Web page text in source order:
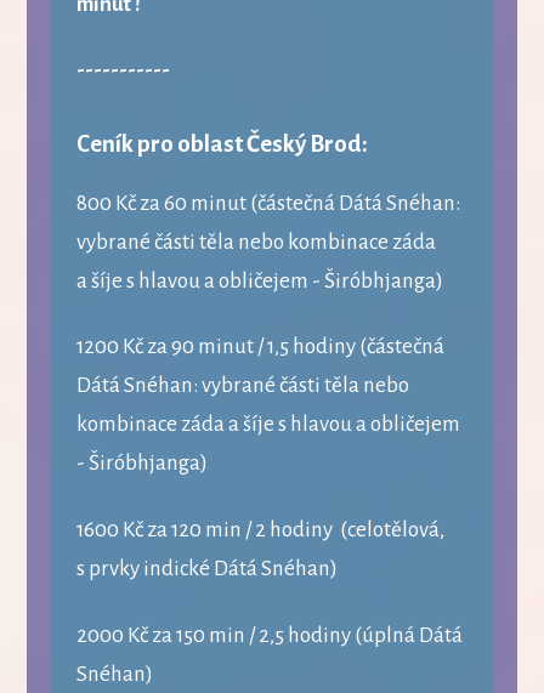
-----------
Ceník pro oblast Český Brod:
800 Kč za 60 minut (částečná Dátá Snéhan:
vybrané části těla nebo kombinace záda
a šíje s hlavou a obličejem - Širóbhjanga)
1200 Kč za 90 minut / 1,5 hodiny (částečná
Dátá Snéhan: vybrané části těla nebo
kombinace záda a šíje s hlavou a obličejem
- Širóbhjanga)
1600 Kč za 120 min / 2 hodiny (celotělová,
s prvky indické Dátá Snéhan)
2000 Kč za 150 min / 2,5 hodiny (úplná Dátá
Snéhan)